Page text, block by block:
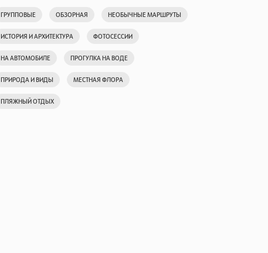
ГРУППОВЫЕ ОБЗОРНАЯ НЕОБЫЧНЫЕ МАРШРУТЫ
ИСТОРИЯ И АРХИТЕКТУРА ФОТОСЕССИИ
НА АВТОМОБИЛЕ ПРОГУЛКА НА ВОДЕ
ПРИРОДА И ВИДЫ МЕСТНАЯ ФЛОРА
ПЛЯЖНЫЙ ОТДЫХ